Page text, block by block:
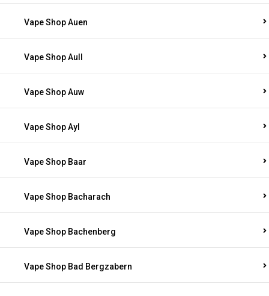
Vape Shop Auen
Vape Shop Aull
Vape Shop Auw
Vape Shop Ayl
Vape Shop Baar
Vape Shop Bacharach
Vape Shop Bachenberg
Vape Shop Bad Bergzabern